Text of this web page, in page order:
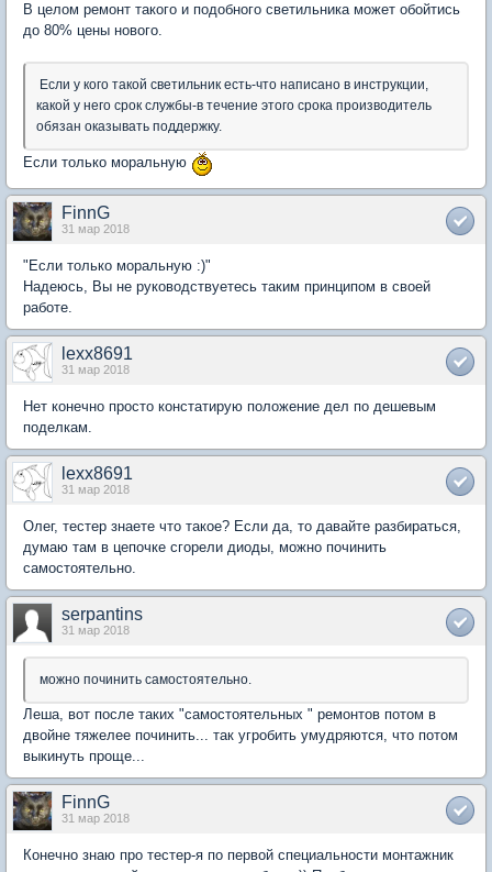
В целом ремонт такого и подобного светильника может обойтись
до 80% цены нового.
Если у кого такой светильник есть-что написано в инструкции,
какой у него срок службы-в течение этого срока производитель
обязан оказывать поддержку.
Если только моральную
FinnG
31 мар 2018
"Если только моральную :)"
Надеюсь, Вы не руководствуетесь таким принципом в своей
работе.
lexx8691
31 мар 2018
Нет конечно просто констатирую положение дел по дешевым
поделкам.
lexx8691
31 мар 2018
Олег, тестер знаете что такое? Если да, то давайте разбираться,
думаю там в цепочке сгорели диоды, можно починить
самостоятельно.
serpantins
31 мар 2018
можно починить самостоятельно.
Леша, вот после таких "самостоятельных " ремонтов потом в
двойне тяжелее починить... так угробить умудряются, что потом
выкинуть проще...
FinnG
31 мар 2018
Конечно знаю про тестер-я по первой специальности монтажник